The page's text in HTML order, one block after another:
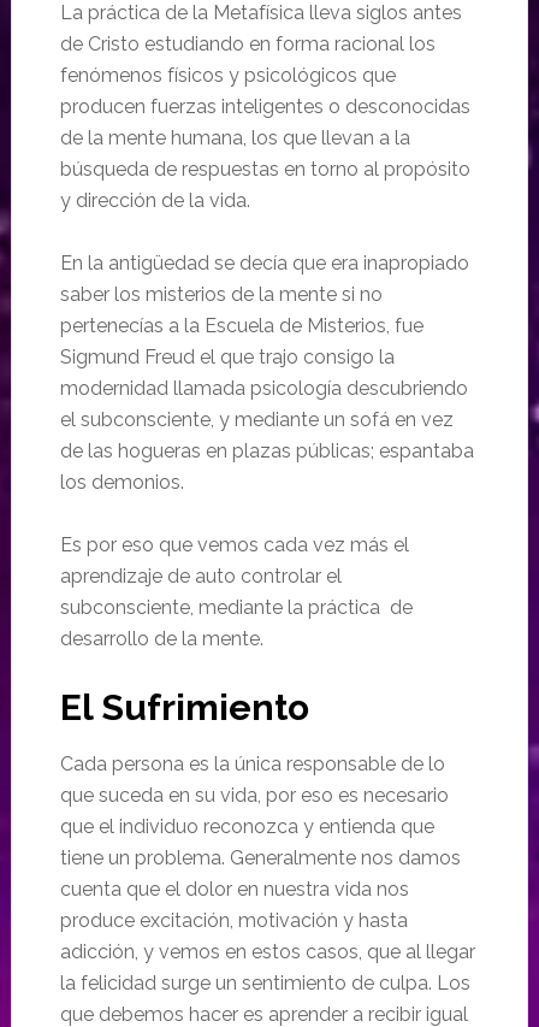
La práctica de la Metafísica lleva siglos antes
de Cristo estudiando en forma racional los
fenómenos físicos y psicológicos que
producen fuerzas inteligentes o desconocidas
de la mente humana, los que llevan a la
búsqueda de respuestas en torno al propósito
y dirección de la vida.
En la antigüedad se decía que era inapropiado
saber los misterios de la mente si no
pertenecías a la Escuela de Misterios, fue
Sigmund Freud el que trajo consigo la
modernidad llamada psicología descubriendo
el subconsciente, y mediante un sofá en vez
de las hogueras en plazas públicas; espantaba
los demonios.
Es por eso que vemos cada vez más el
aprendizaje de auto controlar el
subconsciente, mediante la práctica de
desarrollo de la mente.
El Sufrimiento
Cada persona es la única responsable de lo
que suceda en su vida, por eso es necesario
que el individuo reconozca y entienda que
tiene un problema. Generalmente nos damos
cuenta que el dolor en nuestra vida nos
produce excitación, motivación y hasta
adicción, y vemos en estos casos, que al llegar
la felicidad surge un sentimiento de culpa. Los
que debemos hacer es aprender a recibir igual